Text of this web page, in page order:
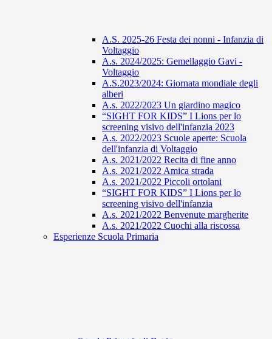
A.S. 2025-26 Festa dei nonni - Infanzia di
Voltaggio
A.s. 2024/2025: Gemellaggio Gavi -
Voltaggio
A.S.2023/2024: Giornata mondiale degli
alberi
A.s. 2022/2023 Un giardino magico
“SIGHT FOR KIDS” I Lions per lo
screening visivo dell'infanzia 2023
A.s. 2022/2023 Scuole aperte: Scuola
dell'infanzia di Voltaggio
A.s. 2021/2022 Recita di fine anno
A.s. 2021/2022 Amica strada
A.s. 2021/2022 Piccoli ortolani
“SIGHT FOR KIDS” I Lions per lo
screening visivo dell'infanzia
A.s. 2021/2022 Benvenute margherite
A.s. 2021/2022 Cuochi alla riscossa
Esperienze Scuola Primaria